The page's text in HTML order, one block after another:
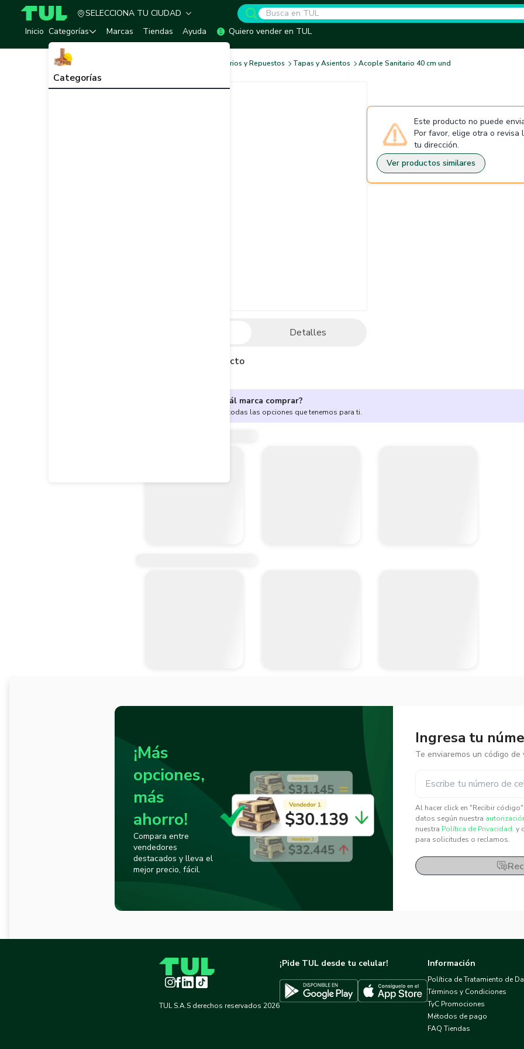
TUL - Tu Marketplace de Construcción
SELECCIONA TU CIUDAD
Inicio Categorías
Categorías
Marcas Tiendas Ayuda Quiero vender en TUL
Accesorios y Repuestos Tapas y Asientos Acople Sanitario 40 cm und
Detalles
Descripción del producto
Este producto no puede
Por favor, elige otra o revisa
tu dirección.
Ver productos similares
¿No sabes cuál marca comprar?
Encuentra aquí todas las opciones que tenemos para ti.
¡Más
opciones,
más
ahorro!
Compara entre
vendedores
destacados y lleva el
mejor precio, fácil.
Ingresa tu
Te enviaremos un código de
Al hacer click en "Recibir
datos según nuestra
nuestra Política de Privacidad. y
para solicitudes o reclamos.
Instagram
Facebook
LinkedInTikTok
TUL S.A.S derechos reservados 2026
¡Pide TUL desde tu celular!
Descargar TUL en Google PlayDescargar TUL en App Store
Información
Política de Tratamiento de
Términos y Condiciones
TyC Promociones
Métodos de pago
FAQ Tiendas